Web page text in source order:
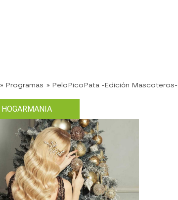
» Programas » PeloPicoPata -Edición Mascoteros-
HOGARMANIA